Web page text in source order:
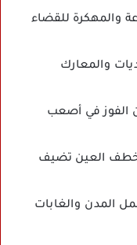
والمهكرة للقضاء
والمعارك
الفوز في أصعب
العين تضيف
المدن والغابات